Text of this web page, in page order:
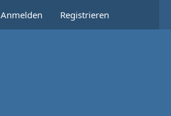
Anmelden Registrieren